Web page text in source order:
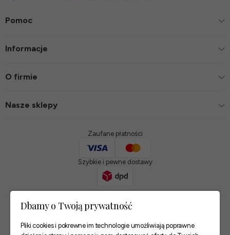
Pomoc
Informacje
O firmie
Nasze sklepy
Zaufane płatności
Szybkie i pewne dostawy
Sklep internetowy Shoper Premium
Dbamy o Twoją prywatność
Pliki cookies i pokrewne im technologie umożliwiają poprawne